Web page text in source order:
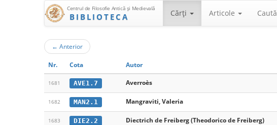
Centrul de Filosofie Antică şi Medievală
BIBLIOTECA Cărţi Articole Caută
← Anterior
Nr. Cota Autor
1681 AVE1.7 Averroès
1682 MAN2.1 Mangraviti, Valeria
1683 DIE2.2 Diectrich de Freiberg (Theodorico de Freiberg)